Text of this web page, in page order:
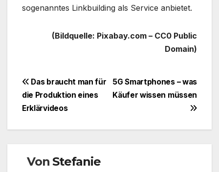
sogenanntes Linkbuilding als Service anbietet.
(Bildquelle: Pixabay.com – CC0 Public
Domain)
Beitragsnavigation
5G Smartphones – was
Käufer wissen müssen
Das braucht man für
die Produktion eines
Erklärvideos
Von Stefanie